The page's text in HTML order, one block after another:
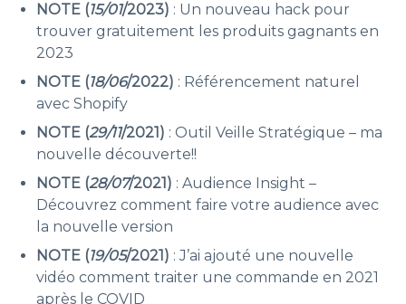
NOTE (15/01/2023) : Un nouveau hack pour
trouver gratuitement les produits gagnants en
2023
NOTE (18/06/2022) : Référencement naturel
avec Shopify
NOTE (29/11/2021) : Outil Veille Stratégique – ma
nouvelle découverte!!
NOTE (28/07/2021) : Audience Insight –
Découvrez comment faire votre audience avec
la nouvelle version
NOTE (19/05/2021) : J’ai ajouté une nouvelle
vidéo comment traiter une commande en 2021
après le COVID